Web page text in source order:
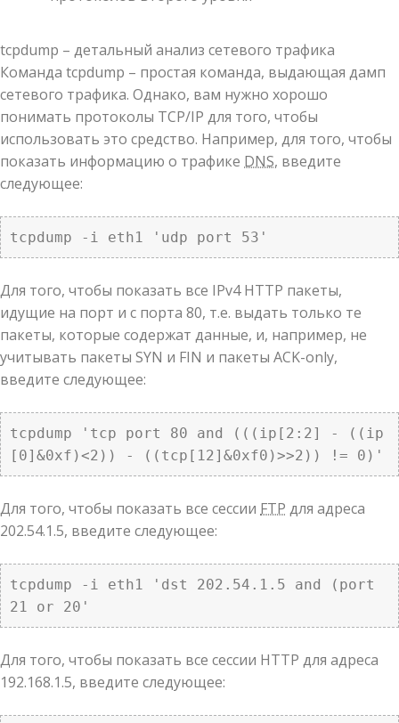
tcpdump – детальный анализ сетевого трафика
Команда tcpdump – простая команда, выдающая дамп
сетевого трафика. Однако, вам нужно хорошо
понимать протоколы TCP/IP для того, чтобы
использовать это средство. Например, для того, чтобы
показать информацию о трафике DNS, введите
следующее:
tcpdump -i eth1 'udp port 53'
Для того, чтобы показать все IPv4 HTTP пакеты,
идущие на порт и с порта 80, т.е. выдать только те
пакеты, которые содержат данные, и, например, не
учитывать пакеты SYN и FIN и пакеты ACK-only,
введите следующее:
tcpdump 'tcp port 80 and (((ip[2:2] - ((ip
[0]&0xf)<2)) - ((tcp[12]&0xf0)>>2)) != 0)'
Для того, чтобы показать все сессии FTP для адреса
202.54.1.5, введите следующее:
tcpdump -i eth1 'dst 202.54.1.5 and (port
21 or 20'
Для того, чтобы показать все сессии HTTP для адреса
192.168.1.5, введите следующее: